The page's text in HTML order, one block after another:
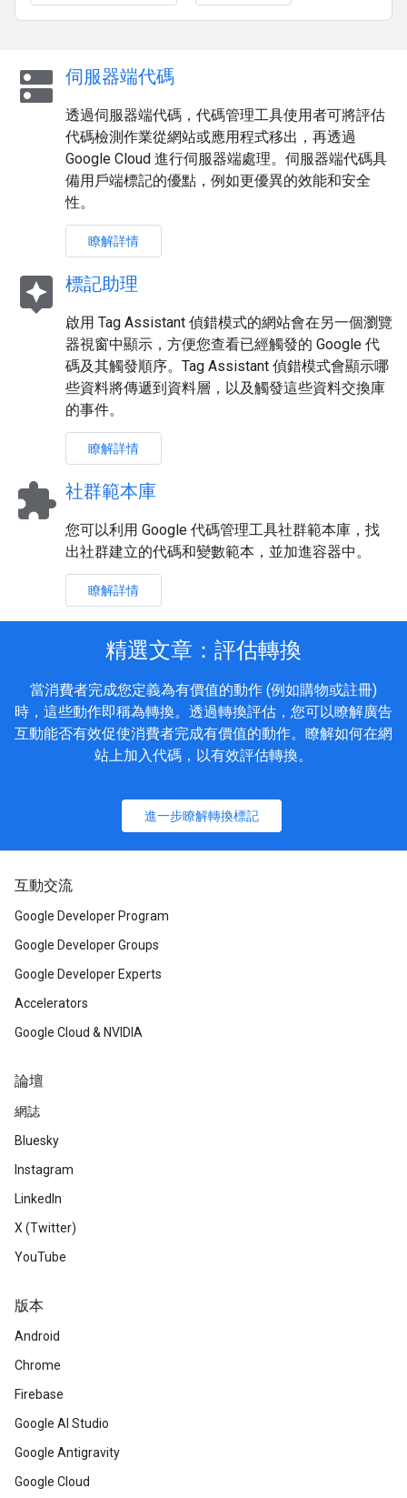
dns 伺服器端代碼
透過伺服器端代碼，代碼管理工具使用者可將評估
代碼檢測作業從網站或應用程式移出，再透過
Google Cloud 進行伺服器端處理。伺服器端代碼具
備用戶端標記的優點，例如更優異的效能和安全
性。
瞭解詳情
assistant 標記助理
啟用 Tag Assistant 偵錯模式的網站會在另一個瀏覽
器視窗中顯示，方便您查看已經觸發的 Google 代
碼及其觸發順序。Tag Assistant 偵錯模式會顯示哪
些資料將傳遞到資料層，以及觸發這些資料交換庫
的事件。
瞭解詳情
extension 社群範本庫
您可以利用 Google 代碼管理工具社群範本庫，找
出社群建立的代碼和變數範本，並加進容器中。
瞭解詳情
精選文章：評估轉換
當消費者完成您定義為有價值的動作 (例如購物或註冊)
時，這些動作即稱為轉換。透過轉換評估，您可以瞭解廣告
互動能否有效促使消費者完成有價值的動作。瞭解如何在網
站上加入代碼，以有效評估轉換。
進一步瞭解轉換標記
互動交流
Google Developer Program
Google Developer Groups
Google Developer Experts
Accelerators
Google Cloud & NVIDIA
論壇
網誌
Bluesky
Instagram
LinkedIn
X (Twitter)
YouTube
版本
Android
Chrome
Firebase
Google AI Studio
Google Antigravity
Google Cloud